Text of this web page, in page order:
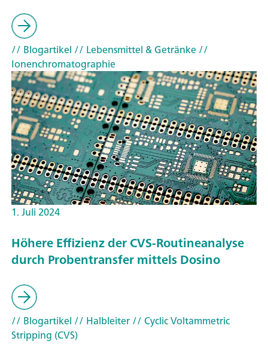
// Blogartikel // Lebensmittel & Getränke//
Ionenchromatographie
1. Juli 2024
Höhere Effizienz der CVS-Routineanalyse
durch Probentransfer mittels Dosino
// Blogartikel // Halbleiter// Cyclic Voltammetric
Stripping (CVS)